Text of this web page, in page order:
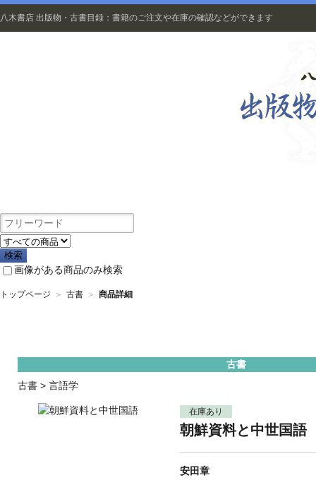
八木書店 出版物・古書目録：書籍のご注文や在庫の確認などができます
画像がある商品のみ検索
トップページ ＞ 古書 ＞ 商品詳細
古書
古書 > 言語学
在庫あり
朝鮮資料と中世国語
安田章